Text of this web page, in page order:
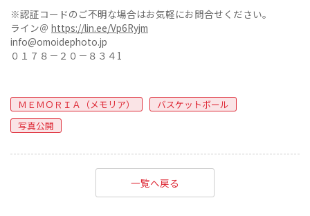
※認証コードのご不明な場合はお気軽にお問合せください。
ライン＠ https://lin.ee/Vp6Ryjm
info@omoidephoto.jp
０１７８－２０－８３４1
ＭＥＭＯＲＩＡ（メモリア）
バスケットボール
写真公開
一覧へ戻る